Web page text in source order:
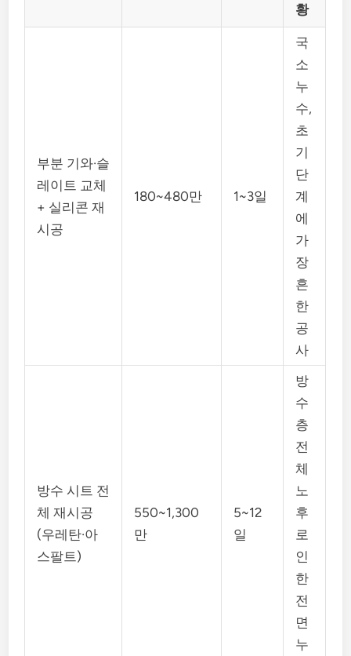
황
부분 기와·슬
레이트 교체
+ 실리콘 재
시공
180~480만 1~3일
국
소
누
수,
초
기
단
계
에
가
장
흔
한
공
사
방수 시트 전
체 재시공
(우레탄·아
스팔트)
550~1,300
만
5~12
일
방
수
층
전
체
노
후
로
인
한
전
면
누